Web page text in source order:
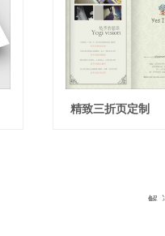
精致三折页定制
解